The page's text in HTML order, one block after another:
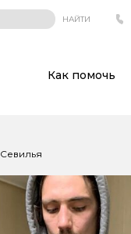
НАЙТИ
Как помочь
Севилья